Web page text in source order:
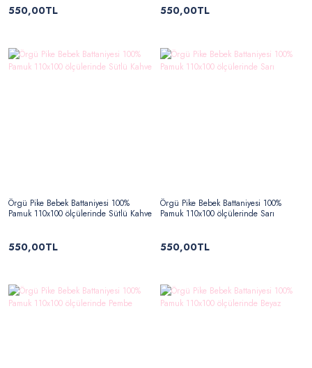
550,00TL 550,00TL
Örgü Pike Bebek Battaniyesi 100%
Pamuk 110x100 ölçülerinde Sütlü Kahve
550,00TL
Örgü Pike Bebek Battaniyesi 100%
Pamuk 110x100 ölçülerinde Sarı
550,00TL